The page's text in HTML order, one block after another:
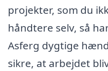
projekter, som du
håndtere selv, så
Asferg dygtige
sikre, at arbejdet